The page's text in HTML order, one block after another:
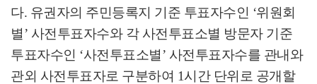
다. 유권자의 주민등록지 기준 투표자수인 ‘위원회
별’ 사전투표자수와 각 사전투표소별 방문자 기준
투표자수인 ‘사전투표소별’ 사전투표자수를 관내와
관외 사전투표자로 구분하여 1시간 단위로 공개할